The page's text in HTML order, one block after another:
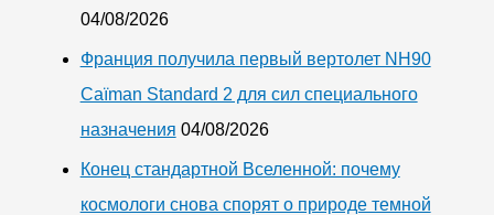
04/08/2026
Франция получила первый вертолет NH90
Caïman Standard 2 для сил специального
назначения 04/08/2026
Конец стандартной Вселенной: почему
космологи снова спорят о природе темной